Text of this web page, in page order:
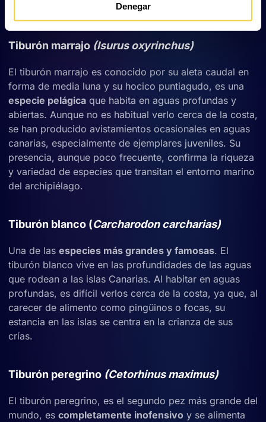
Denegar
clave de la conservación marina en la región.
Tiburón marrajo (Isurus oxyrinchus)
El tiburón marrajo es conocido por su aleta caudal en
forma de media luna y su hocico puntiagudo, es una
especie pelágica que habita en aguas profundas y
abiertas. Aunque no es habitual verlo cerca de la costa,
se han producido avistamientos ocasionales en aguas
canarias, especialmente de ejemplares juveniles. Su
presencia, aunque poco frecuente, confirma la riqueza
y variedad de especies que transitan el entorno marino
del archipiélago.
Tiburón blanco (Carcharodon carcharias)
Una de las especies más grandes y famosas. El
tiburón blanco vive en las profundidades de las aguas
que rodean a las islas Canarias. Al habitar en aguas
profundas, es difícil verlos cerca de la costa, ya que, al
carecer de alimento como pingüinos o focas, su
estancia en las islas se centra en la crianza de sus
crías.
Tiburón peregrino (Cetorhinus maximus)
El tiburón peregrino, es el segundo pez más grande del
mundo, es completamente inofensivo y se alimenta